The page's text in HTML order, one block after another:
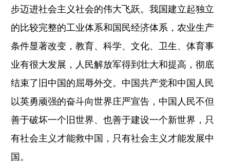
步迈进社会主义社会的伟大飞跃。我国建立起独立
的比较完整的工业体系和国民经济体系，农业生产
条件显著改变，教育、科学、文化、卫生、体育事
业有很大发展，人民解放军得到壮大和提高，彻底
结束了旧中国的屈辱外交。中国共产党和中国人民
以英勇顽强的奋斗向世界庄严宣告，中国人民不但
善于破坏一个旧世界、也善于建设一个新世界，只
有社会主义才能救中国，只有社会主义才能发展中
国。